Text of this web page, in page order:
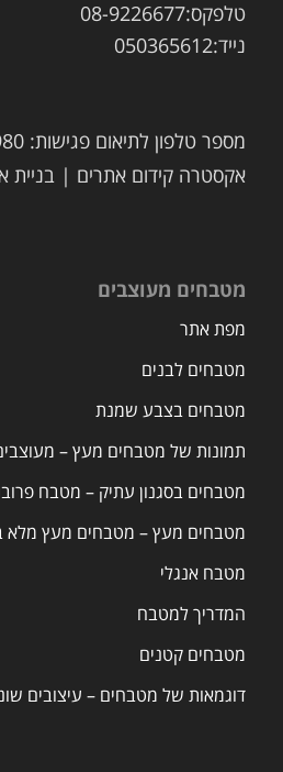
טלפקס:08-9226677
נייד:050365612
מספר טלפון לתיאום פגישות: 03-5588980
אקסטרה קידום אתרים | בניית
מטבחים מעוצבים
מפת אתר
מטבחים לבנים
מטבחים בצבע שמנת
תמונות של מטבחים מעץ – מעוצבים
מטבחים בסגנון עתיק – מטבח
מטבחים מעץ – מטבחים מעץ מלא
מטבח אנגלי
המדריך למטבח
מטבחים קטנים
דוגמאות של מטבחים – עיצובים